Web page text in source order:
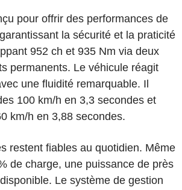
pour offrir des performances de
la sécurité et la praticité
952 ch et 935 Nm via deux
permanents. Le véhicule réagit
une fluidité remarquable. Il
100 km/h en 3,3 secondes et
km/h en 3,88 secondes.
restent fiables au quotidien. Même
de charge, une puissance de près
Le système de gestion